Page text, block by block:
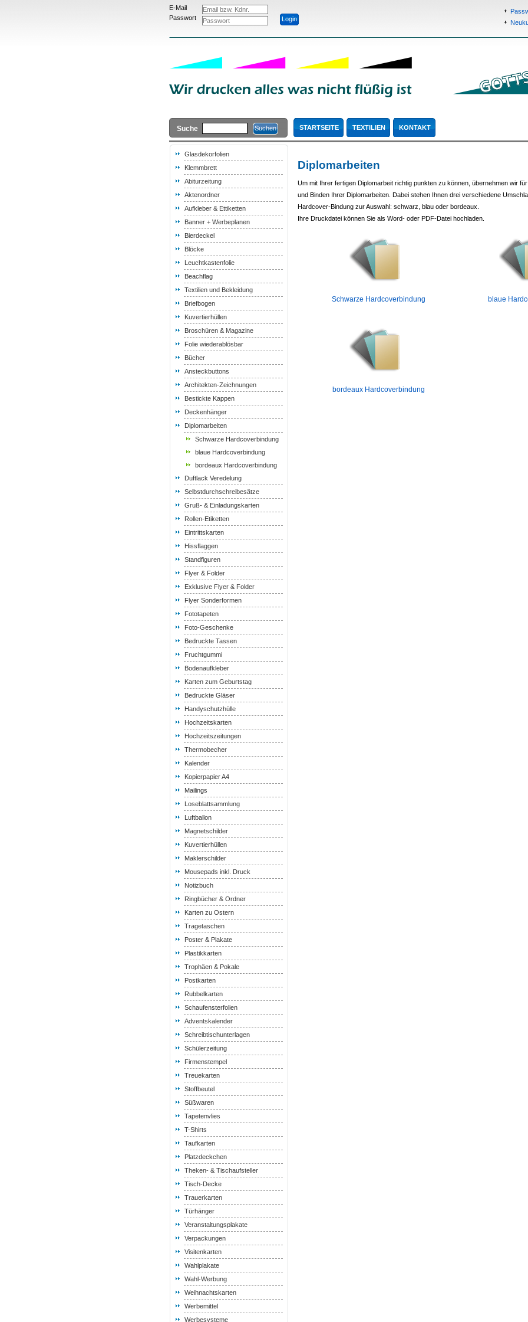
E-Mail
Passwort
Suche STARTSEITE TEXTILIEN KONTAKT
Glasdekorfolien
Klemmbrett
Abiturzeitung
Aktenordner
Aufkleber & Ettiketten
Banner + Werbeplanen
Bierdeckel
Blöcke
Leuchtkastenfolie
Beachflag
Textilien und Bekleidung
Briefbogen
Kuvertierhüllen
Broschüren & Magazine
Folie wiederablösbar
Bücher
Ansteckbuttons
Architekten-Zeichnungen
Bestickte Kappen
Deckenhänger
Diplomarbeiten
Schwarze Hardcoverbindung
blaue Hardcoverbindung
bordeaux Hardcoverbindung
Duftlack Veredelung
Selbstdurchschreibesätze
Gruß- & Einladungskarten
Rollen-Etiketten
Eintrittskarten
Hissflaggen
Standfiguren
Flyer & Folder
Exklusive Flyer & Folder
Flyer Sonderformen
Fototapeten
Foto-Geschenke
Bedruckte Tassen
Fruchtgummi
Bodenaufkleber
Karten zum Geburtstag
Bedruckte Gläser
Handyschutzhülle
Hochzeitskarten
Hochzeitszeitungen
Thermobecher
Kalender
Kopierpapier A4
Mailings
Loseblattsammlung
Luftballon
Magnetschilder
Kuvertierhüllen
Maklerschilder
Mousepads inkl. Druck
Notizbuch
Ringbücher & Ordner
Karten zu Ostern
Tragetaschen
Poster & Plakate
Plastikkarten
Trophäen & Pokale
Postkarten
Rubbelkarten
Schaufensterfolien
Adventskalender
Schreibtischunterlagen
Schülerzeitung
Firmenstempel
Treuekarten
Stoffbeutel
Süßwaren
Tapetenvlies
T-Shirts
Taufkarten
Platzdeckchen
Theken- & Tischaufsteller
Tisch-Decke
Trauerkarten
Türhänger
Veranstaltungsplakate
Verpackungen
Visitenkarten
Wahlplakate
Wahl-Werbung
Weihnachtskarten
Werbemittel
Werbesysteme
Diplomarbeiten
Um mit Ihrer fertigen Diplomarbeit richtig punkten zu können, übernehmen wir
und Binden Ihrer Diplomarbeiten. Dabei stehen Ihnen drei verschiedene
Hardcover-Bindung zur Auswahl: schwarz, blau oder bordeaux.
Ihre Druckdatei können Sie als Word- oder PDF-Datei hochladen.
Schwarze Hardcoverbindung blaue
bordeaux Hardcoverbindung